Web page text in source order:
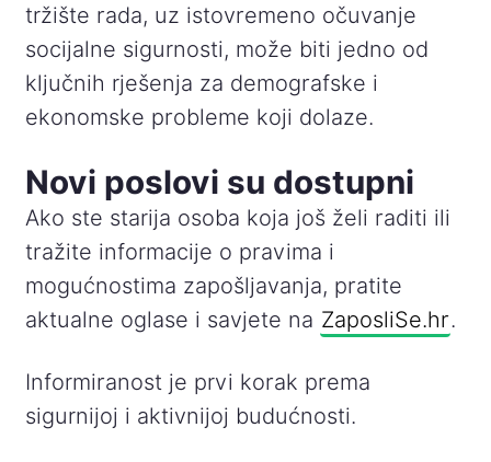
tržište rada, uz istovremeno očuvanje
socijalne sigurnosti, može biti jedno od
ključnih rješenja za demografske i
ekonomske probleme koji dolaze.
Novi poslovi su dostupni
Ako ste starija osoba koja još želi raditi ili
tražite informacije o pravima i
mogućnostima zapošljavanja, pratite
aktualne oglase i savjete na ZaposliSe.hr.
Informiranost je prvi korak prema
sigurnijoj i aktivnijoj budućnosti.